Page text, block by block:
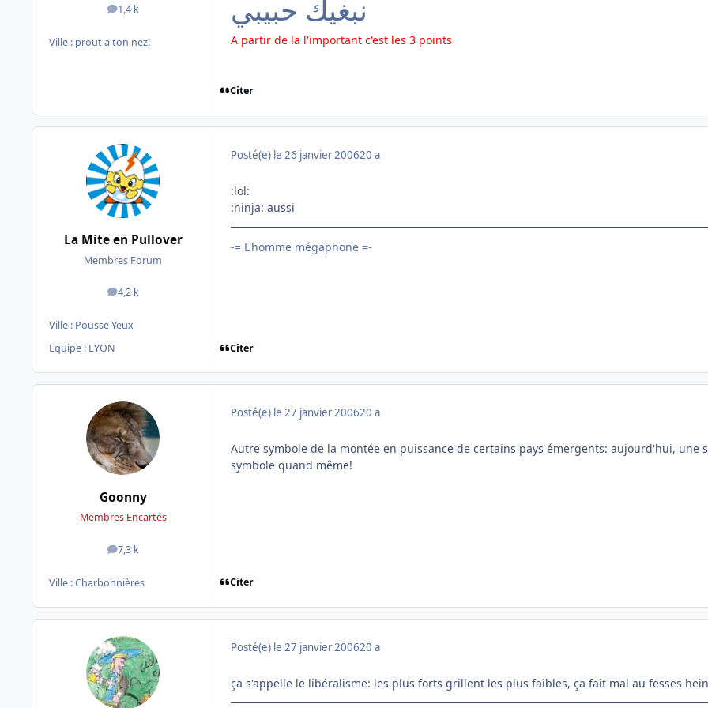
1,4 k
messages
Ville : prout a ton nez!
نبغيك حبيبي
A partir de la l'important c'est les 3 points
Citer
La Mite en Pullover
Membres Forum
4,2 k
messages
Ville : Pousse Yeux
Equipe : LYON
Posté(e) le 26 janvier 200620 a
:lol:
:ninja: aussi
-= L'homme mégaphone =-
Citer
Goonny
Membres Encartés
7,3 k
messages
Ville :Charbonnières
Posté(e) le 27 janvier 200620 a
Autre symbole de la montée en puissance de certains pays émergents: aujourd'hui, une
symbole quand même!
Citer
Posté(e) le 27 janvier 200620 a
ça s'appelle le libéralisme: les plus forts grillent les plus faibles, ça fait mal au fesses